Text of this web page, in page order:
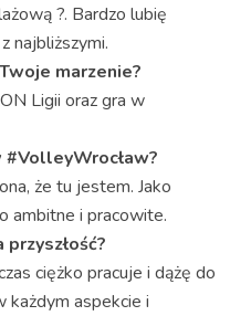
?. Bardzo lubię
najbliższymi.
marzenie?
Ligii oraz gra w
#VolleyWrocław?
że tu jestem. Jako
ambitne i pracowite.
przyszłość?
ciężko pracuje i dążę do
każdym aspekcie i